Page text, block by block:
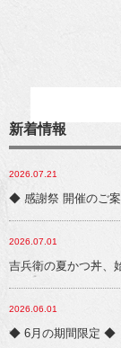
新着情報
2026.07.21
◆ 感謝祭 開催のご
2026.07.01
吉兵衛の夏かつ丼、
2026.06.01
◆ 6月の期間限定 ◆